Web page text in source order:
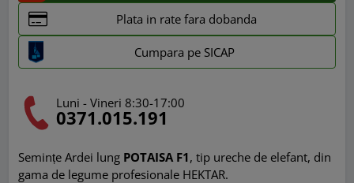
Plata in rate fara dobanda
Cumpara pe SICAP
Luni - Vineri 8:30-17:00
0371.015.191
Semințe Ardei lung POTAISA F1, tip ureche de elefant, din
gama de legume profesionale HEKTAR.